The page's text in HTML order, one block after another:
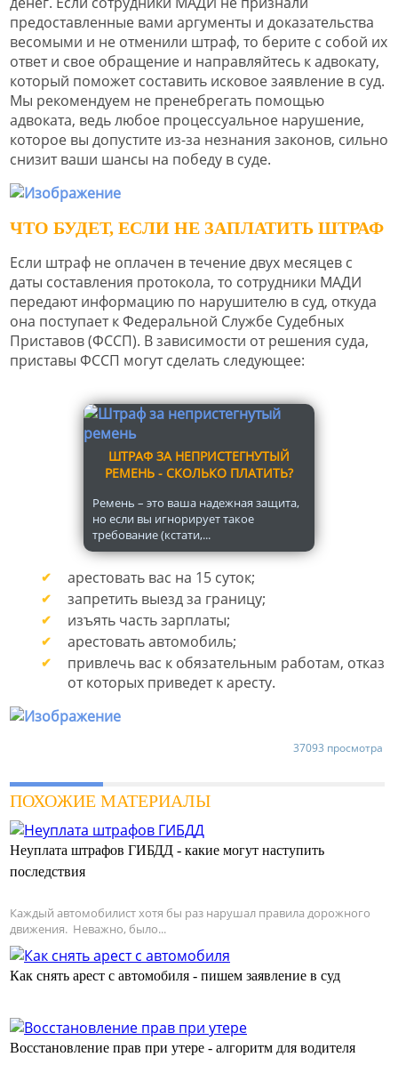
предоставленные вами аргументы и доказательства
весомыми и не отменили штраф, то берите с собой их
ответ и свое обращение и направляйтесь к адвокату,
который поможет составить исковое заявление в суд.
Мы рекомендуем не пренебрегать помощью
адвоката, ведь любое процессуальное нарушение,
которое вы допустите из-за незнания законов, сильно
снизит ваши шансы на победу в суде.
ЧТО БУДЕТ, ЕСЛИ НЕ ЗАПЛАТИТЬ ШТРАФ
Если штраф не оплачен в течение двух месяцев с
даты составления протокола, то сотрудники МАДИ
передают информацию по нарушителю в суд, откуда
она поступает к Федеральной Службе Судебных
Приставов (ФССП). В зависимости от решения суда,
приставы ФССП могут сделать следующее:
ШТРАФ ЗА НЕПРИСТЕГНУТЫЙ
РЕМЕНЬ - СКОЛЬКО ПЛАТИТЬ?
Ремень – это ваша надежная защита,
но если вы игнорирует такое
требование (кстати,...
арестовать вас на 15 суток;
запретить выезд за границу;
изъять часть зарплаты;
арестовать автомобиль;
привлечь вас к обязательным работам, отказ
от которых приведет к аресту.
37093 просмотра
ПОХОЖИЕ МАТЕРИАЛЫ
Неуплата штрафов ГИБДД - какие могут наступить
последствия
Каждый автомобилист хотя бы раз нарушал правила дорожного
движения. Неважно, было...
Как снять арест с автомобиля - пишем заявление в суд
Восстановление прав при утере - алгоритм для водителя